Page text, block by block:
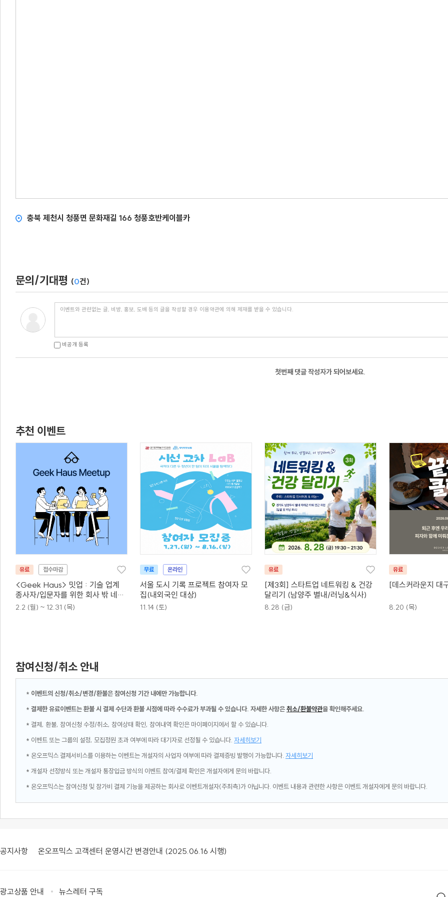
충북 제천시 청풍면 문화재길 166 청풍호반케이블카
문의/기대평 (0건)
비공개 등록
첫번째 댓글 작성자가 되어보세요.
추천 이벤트
유료 접수마감
<Geek Haus> 밋업 : 기술 업계
종사자/입문자를 위한 회사 밖 네트
워킹 모임
2.2 (월) ~ 12.31 (목)
무료 온라인
서울 도시 기록 프로젝트 참여자 모
집(내외국인 대상)
11.14 (토)
유료
[제3회] 스타트업 네트워킹 & 건강
달리기 (남양주 별내/러닝&식사)
8.28 (금)
유료
[데스커라운지 대
8.20 (목)
참여신청/취소 안내
* 이벤트의 신청/취소/변경/환불은 참여신청 기간 내에만 가능합니다.
* 결제한 유료이벤트는 환불 시 결제 수단과 환불 시점에 따라 수수료가 부과될 수 있습니다. 자세한 사항은취소/환불약관을 확인해주세요.
* 결제, 환불, 참여신청 수정/취소, 참여상태 확인, 참여내역 확인은 마이페이지에서 할 수 있습니다.
* 이벤트 또는 그룹의 설정, 모집정원 초과 여부에 따라 대기자로 선정될 수 있습니다. 자세히보기
* 온오프믹스 결제서비스를 이용하는 이벤트는 개설자의 사업자 여부에 따라 결제증빙 발행이 가능합니다. 자세히보기
* 개설자 선정방식 또는 개설자 통장입금 방식의 이벤트 참여/결제 확인은 개설자에게 문의 바랍니다.
* 온오프믹스는 참여신청 및 참가비 결제 기능을 제공하는 회사로 이벤트개설자(주최측)가 아닙니다. 이벤트 내용과 관련한 사항은 이벤트 개설자에게 문의 바랍니다.
공지사항 온오프믹스 고객센터 운영시간 변경안내 (2025.06.16 시행)
광고상품 안내 뉴스레터 구독